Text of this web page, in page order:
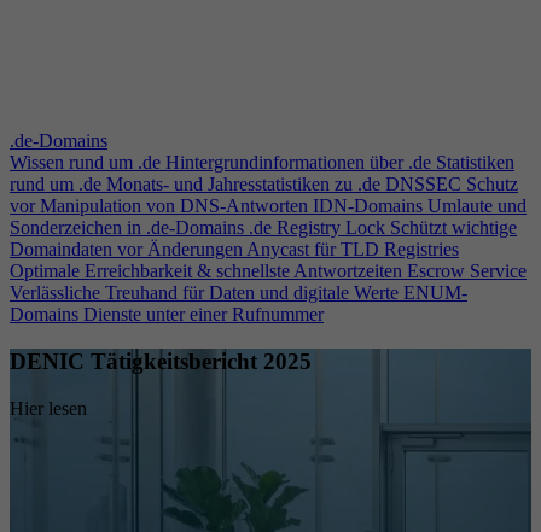
.de-Domains
Wissen rund um .de Hintergrundinformationen über .de Statistiken
rund um .de Monats- und Jahresstatistiken zu .de DNSSEC Schutz
vor Manipulation von DNS-Antworten IDN-Domains Umlaute und
Sonderzeichen in .de-Domains .de Registry Lock Schützt wichtige
Domaindaten vor ÄnderungenAnycast für TLD Registries
Optimale Erreichbarkeit & schnellste Antwortzeiten Escrow Service
Verlässliche Treuhand für Daten und digitale Werte ENUM-
Domains Dienste unter einer Rufnummer
DENIC Tätigkeitsbericht 2025
Hier lesen